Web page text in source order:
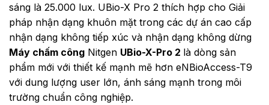
sáng là 25.000 lux. UBio-X Pro 2 thích hợp cho Giải
pháp nhận dạng khuôn mặt trong các dự án cao cấp
nhận dạng không tiếp xúc và nhận dạng không dừng
Máy chấm công Nitgen UBio-X-Pro 2 là dòng sản
phẩm mới với thiết kế mạnh mẽ hơn eNBioAccess-T9
với dung lượng user lớn, ánh sáng mạnh trong môi
trường chuẩn công nghiệp.